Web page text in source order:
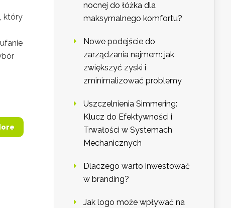
który
nocnej do łóżka dla
maksymalnego komfortu?
Nowe podejście do
zarządzania najmem: jak
zwiększyć zyski i
zminimalizować problemy
Uszczelnienia Simmering:
Klucz do Efektywności i
Trwałości w Systemach
Mechanicznych
Dlaczego warto inwestować
w branding?
Jak logo może wpływać na